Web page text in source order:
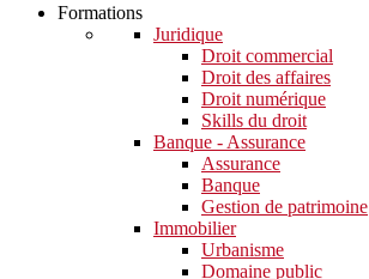
Formations
Juridique
Droit commercial
Droit des affaires
Droit numérique
Skills du droit
Banque - Assurance
Assurance
Banque
Gestion de patrimoine
Immobilier
Urbanisme
Domaine public